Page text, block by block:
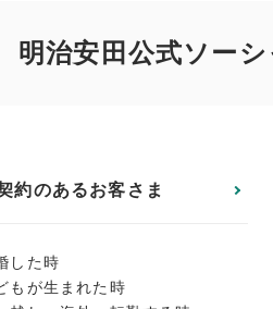
明治安田公式ソー
約のあるお客さま
した時
もが生まれた時